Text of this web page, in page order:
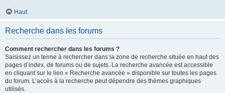
Haut
Recherche dans les forums
Comment rechercher dans les forums ?
Saisissez un terme à rechercher dans la zone de recherche située en haut des
pages d’index, de forums ou de sujets. La recherche avancée est accessible
en cliquant sur le lien « Recherche avancée » disponible sur toutes les pages
du forum. L’accès à la recherche peut dépendre des thèmes graphiques
utilisés.